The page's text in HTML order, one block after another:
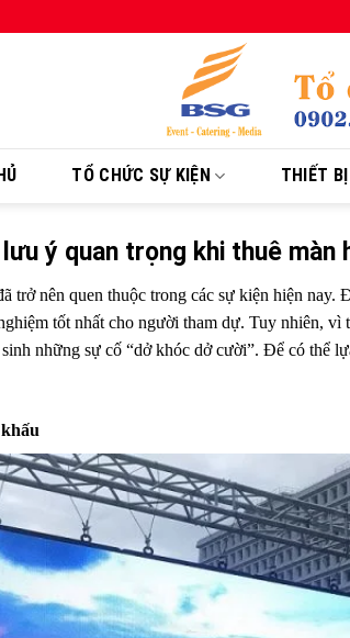
TỔ CHỨC SỰ KIỆN THIẾT BỊ
ý quan trọng khi thuê màn
trở nên quen thuộc trong các sự kiện hiện nay.
tốt nhất cho người tham dự. Tuy nhiên, vì
những sự cố “dở khóc dở cười”. Để có thể